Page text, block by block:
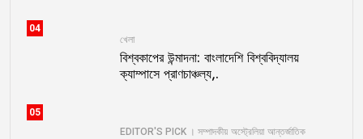
04
খেলা
বিশ্বকাপের উন্মাদনা: বাংলাদেশি বিশ্ববিদ্যালয়
ক্যাম্পাসে প্রাণচাঞ্চল্য,.
05
EDITOR'S PICK । সম্পাদকীয় অস্ট্রেলিয়া আন্তর্জাতিক